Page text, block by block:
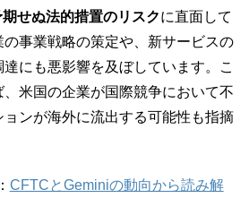
せぬ法的措置のリスクに直面して
事業戦略の策定や、新サービスの
にも悪影響を及ぼしています。こ
米国の企業が国際競争において不
ンが海外に流出する可能性も指摘
CFTCとGeminiの動向から読み解